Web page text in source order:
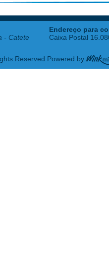
- Catete
Endereço para
Caixa Postal
Reserved Powered by: